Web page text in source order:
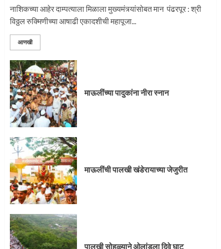
3
नाशिकच्या आहेर दाम्पत्याला मिळाला मुख्यमंत्र्यांसोबत मान पंढरपूर : श्री
विठ्ठल रुक्मिणीच्या आषाढी एकादशीची महापूजा...
आणखी
माऊलींच्या पादुकांना नीरा स्नान
माऊलींची पालखी खंडेरायाच्या जेजुरीत
पालखी सोहळ्याने ओलांडला दिवे घाट
3
4
5